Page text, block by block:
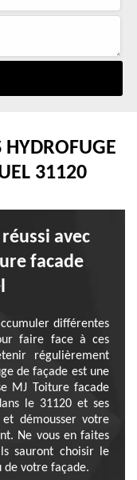
HYDROFUGE
31120
avec
facade
différentes
faire face à ces
régulièrement
de façade est une
MJ Toiture facade
le 31120 et ses
démousser votre
Ne vous en faites
sauront choisir le
de votre façade.